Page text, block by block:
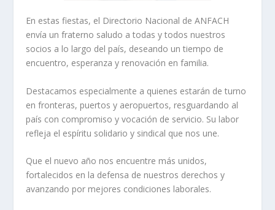
En estas fiestas, el Directorio Nacional de ANFACH
envía un fraterno saludo a todas y todos nuestros
socios a lo largo del país, deseando un tiempo de
encuentro, esperanza y renovación en familia.
Destacamos especialmente a quienes estarán de turno
en fronteras, puertos y aeropuertos, resguardando al
país con compromiso y vocación de servicio. Su labor
refleja el espíritu solidario y sindical que nos une.
Que el nuevo año nos encuentre más unidos,
fortalecidos en la defensa de nuestros derechos y
avanzando por mejores condiciones laborales.